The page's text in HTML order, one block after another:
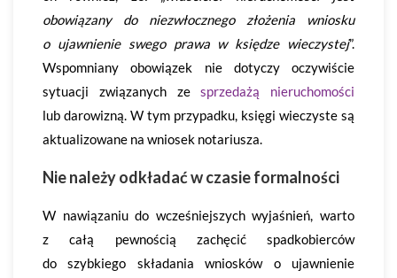
obowiązany do niezwłocznego złożenia wniosku
o ujawnienie swego prawa w księdze wieczystej”.
Wspomniany obowiązek nie dotyczy oczywiście
sytuacji związanych zesprzedażą nieruchomości
lub darowizną. W tym przypadku, księgi wieczyste są
aktualizowane na wniosek notariusza.
Nie należy odkładać w czasie formalności
W nawiązaniu do wcześniejszych wyjaśnień, warto
z całą pewnością zachęcić spadkobierców
do szybkiego składania wniosków o ujawnienie